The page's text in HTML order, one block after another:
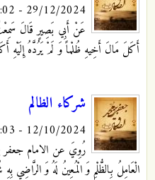
29/12/2024 - 14:02
عَنْ أَبِي بَصِيرٍ قَالَ
أَكَلَ مَالَ أَخِيهِ ظُلْماً وَ لَمْ يَرُدَّهُ إِلَيْهِ
شركاء الظالم
12/10/2024 - 21:03
رُوِيَ عن الامام جعفر
الْعَامِلُ بِالظُّلْمِ وَ الْمُعِينُ لَهُ وَ الرَّاضِي